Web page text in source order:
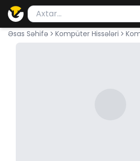
Məhsul axtar
Axtarış üçün ən azı 2
Əsas Səhifə Kompüter Hissələri